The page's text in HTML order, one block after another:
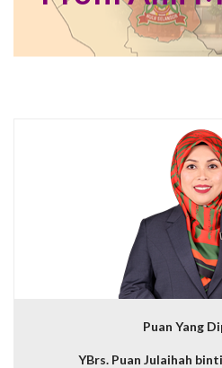
Puan Yang
YBrs. Puan Julaihah